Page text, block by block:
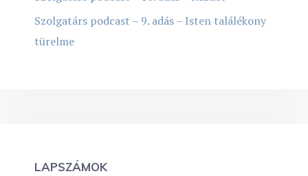
Szolgatárs podcast – 9. adás – Isten találékony
türelme
LAPSZÁMOK